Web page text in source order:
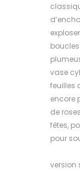
vase
feuilles
encore
de
fêtes,
pour
version